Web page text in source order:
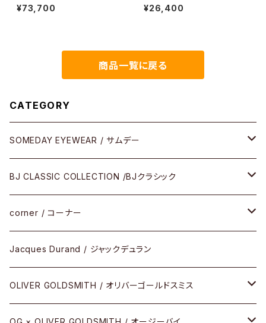
DSMITH / オリバーゴールドス
ミス BULL DOG 2026年限定
¥73,700
デー ウェリントン SD-001 正視
堂 オリジナル
¥26,400
商品一覧に戻る
CATEGORY
SOMEDAY EYEWEAR / サムデー
メガネ
サングラス
アパレル
その他
BJ CLASSIC COLLECTION /BJクラシック
CELLULOID（CRAFTSMAN EDITION）
SHINBARI（CRAFTSMAN EDITION）
URUSHI（CRAFTSMAN EDITION）
REVIVAL EDITION
corner / コーナー
リサーチシリーズ
サブリメイションシリーズ
Jacques Durand / ジャックデュラン
OLIVER GOLDSMITH / オリバーゴールドスミス
メタル